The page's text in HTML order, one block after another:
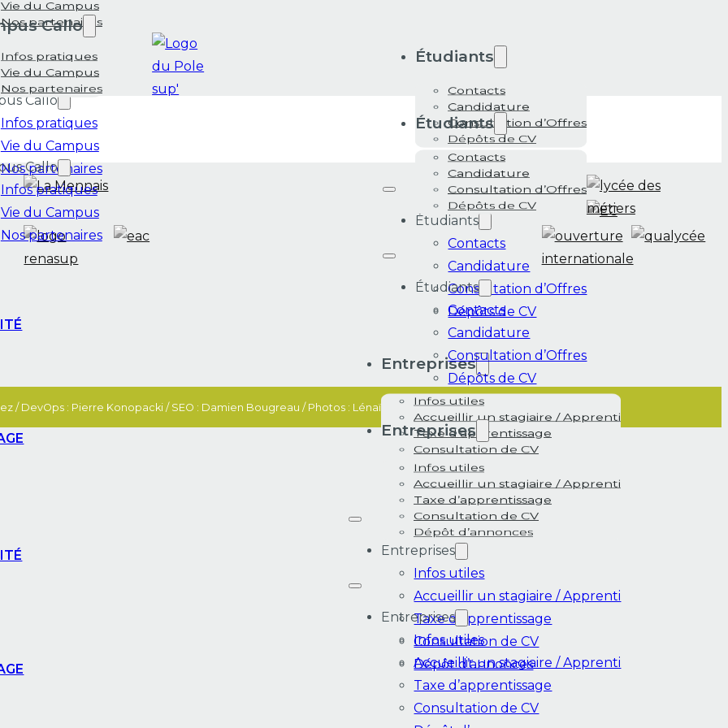
Vie du Campus
Nos partenaires
Callo
Infos pratiques
Vie du Campus
Nos partenaires
Étudiants
Contacts
Candidature
Consultation d’Offres
Dépôts de CV
Étudiants
Contacts
Candidature
Consultation d’Offres
Dépôts de CV
Entreprises
Infos utiles
Accueillir un stagiaire / Apprenti
Taxe d’apprentissage
Consultation de CV
Dépôt d’annonces
Entreprises
Infos utiles
Accueillir un stagiaire / Apprenti
Taxe d’apprentissage
Consultation de CV
Dépôt d’annonces
Callo
Infos pratiques
Vie du Campus
Nos partenaires
Callo
Infos pratiques
Vie du Campus
Nos partenaires
Étudiants
Contacts
Candidature
Consultation d’Offres
Dépôts de CV
Étudiants
Contacts
Candidature
Consultation d’Offres
Dépôts de CV
Entreprises
Infos utiles
Accueillir un stagiaire / Apprenti
Taxe d’apprentissage
Consultation de CV
Dépôt d’annonces
Entreprises
Infos utiles
Accueillir un stagiaire / Apprenti
Taxe d’apprentissage
Consultation de CV
/ DevOps : Pierre Konopacki / SEO : Damien Bougreau / Photos : Lénaïc Terrier - Freepik